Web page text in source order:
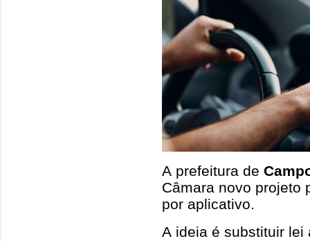
A prefeitura de
Câmara novo projeto
por aplicativo.
A ideia é substituir lei